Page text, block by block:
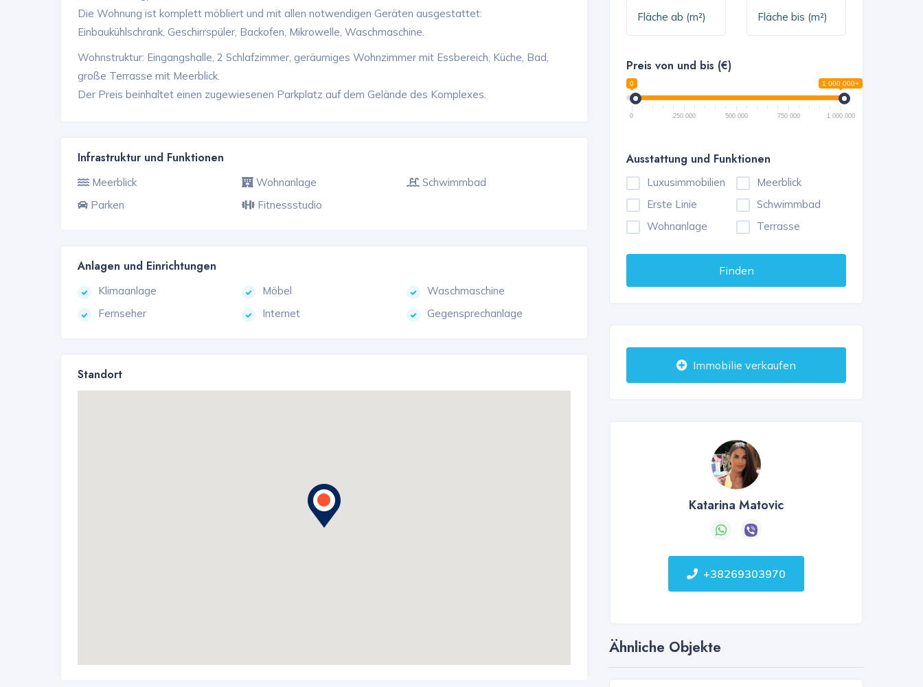
Die Wohnung ist komplett möbliert und mit allen notwendigen Geräten ausgestattet:
Einbaukühlschrank, Geschirrspüler, Backofen, Mikrowelle, Waschmaschine.
Wohnstruktur: Eingangshalle, 2 Schlafzimmer, geräumiges Wohnzimmer mit Essbereich, Küche, Bad,
große Terrasse mit Meerblick.
Der Preis beinhaltet einen zugewiesenen Parkplatz auf dem Gelände des Komplexes.
Infrastruktur und Funktionen
Meerblick Wohnanlage
Schwimmbad
Parken
Fitnessstudio
Anlagen und Einrichtungen
Klimaanlage Möbel
Waschmaschine
Fernseher
Internet Gegensprechanlage
Standort
Preis von und bis (€)
0 1 000 000+
0 250 000 500 000 750 000 1 000 000
Ausstattung und Funktionen
Luxusimmobilien
Meerblick
Erste Linie
Schwimmbad
Wohnanlage
Terrasse
Finden
Immobilie verkaufen
Katarina Matovic
+38269303970
Ähnliche Objekte